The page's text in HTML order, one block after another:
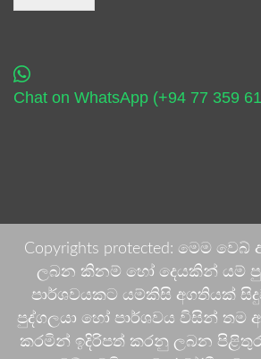
Chat on WhatsApp (+94 77 359
Copyrights protected: මෙම
ලබන කිනම් හෝ දෙයකින් යම්
පාර්ශවයකට යම්කිසි අගතියක්
පුද්ගලයා හෝ පාර්ශවය විසින් තම
කරමින් ඉදිරිපත් කරනු ලබන